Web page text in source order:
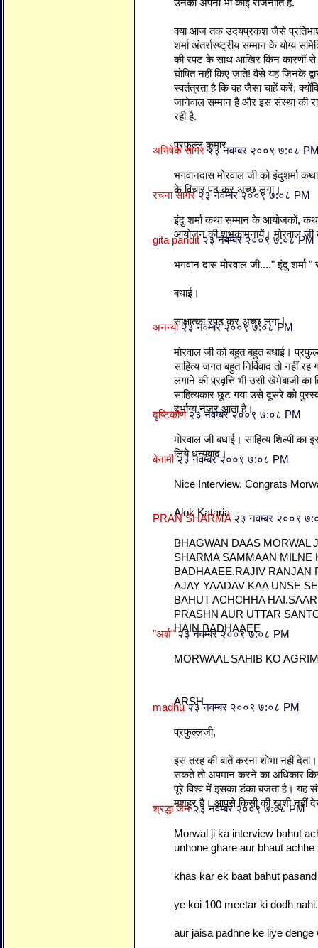
उनकी अपनी भी कोई राजनीति है.
क्या आज तक उदयप्रकश जैसे
शर्मा अंतर्रास्ष्ट्रीय सम्मान के योग्य
की रपट के साथ आखिर किन कारणॊं से
घोषित नहीं किए जाते! वैसे यह जिनके
स्वतंत्रता है कि वह जैसा चाहें करें,
जानेवाल सम्मान है और इस संस्था की
रही है.
प्रफुल्ल कुमार
अभिषेक सागर २३ नवम्बर २००९ ७:०८
भगवानदास मोरवाल जी को इंदुशर्मा
के विचार पढ कर अच्छ लगा।
रचना सागर २३ नवम्बर २००९ ७:०८ PM
इंदु शर्मा कथा सम्मान के आयोजकों,
आयोजन की शुभकामनायें। मोरवाल जी
gita pandit २३ नवम्बर २००९ ७:०८ PM
भगवान दास मोरवाल जी...." इंदु शर्मा
बधाई।
साक्षात्का रपढ कर अच्छ लगा |
अनन्या २३ नवम्बर २००९ ७:०८ PM
मोरवाल जी को बहुत बहुत बधाई।
साहित्य जगत बहुत निर्विवाद तो नहीं
लगाने की प्रवृत्ति भी उसी खेमेबाजी
साहित्यकार छूट गया उसे दूसरे को
दुर्भाग्य नजर आता है।
दृष्टिकोण २३ नवम्बर २००९ ७:०८ PM
मोरवाल जी बधाई। साहित्य शिल्पी का
लिये धन्यवाद।
बेनामी२३ नवम्बर २००९ ७:०८ PM
Nice Interview. Congrats
Alok Kataria
PRAN SHARMA २३ नवम्बर २००९
BHAGWAN DAAS MORWAL
SHARMA SAMMAAN MILNE
BADHAAEE.RAJIV RANJAN
AJAY YAADAV KAA UNSE
BAHUT ACHCHHA
PRASHN AUR UTTAR
HAIN.BADHAAEE
"अर्श" २३ नवम्बर २००९ ७:०८ PM
MORWAAL SAHIB KO
ARSH
madhu२३ नवम्बर २००९ ७:०८ PM
प्रफुल्‍लजी,
इस तरह की बातें करना शोभा नहीं
सकते तो अपमान करने का अधिकार
पूरे विश्‍व में इसका डंका बजता है। यह
मशहूर है। आपसे किसी की खुशी नहीं
श्रद्धा जैन २३ नवम्बर २००९ ७:०८ PM
Morwal ji ka interview bahut
unhone ghare aur bhaut achhe
khas kar ek baat bahut
ye koi 100 meetar ki dodh
aur jaisa padhne ke liye